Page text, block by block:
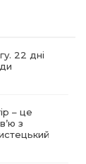
22 дні
– це
з